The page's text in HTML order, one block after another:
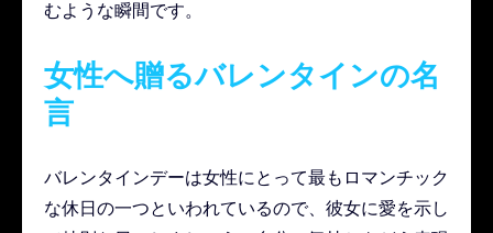
むような瞬間です。
女性へ贈るバレンタインの名
言
バレンタインデーは女性にとって最もロマンチック
な休日の一つといわれているので、彼女に愛を示し